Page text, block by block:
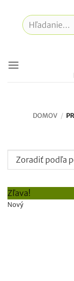
obsah
Hľadať:
DOMOV /
Zľava!
Nový